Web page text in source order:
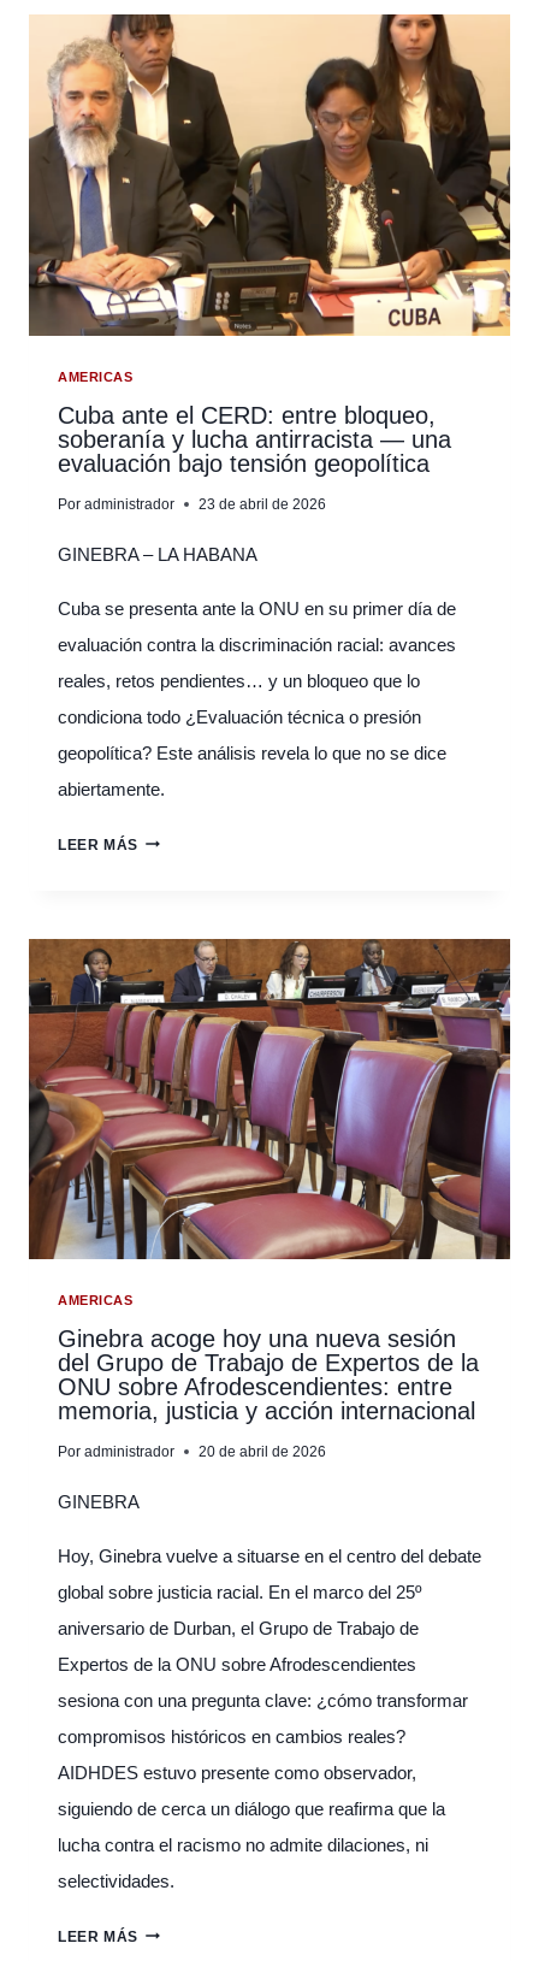
AIDHDES
SOBRE
LA
ESCALADA
DE
ATAQUES
ARMADOS
EN
EL
SUROCCIDENTE
DE
AMERICAS
Cuba ante el CERD: entre bloqueo,
soberanía y lucha antirracista — una
evaluación bajo tensión geopolítica
Por administrador 23 de abril de 2026
GINEBRA – LA HABANA
Cuba se presenta ante la ONU en su primer día de
evaluación contra la discriminación racial: avances
reales, retos pendientes… y un bloqueo que lo
condiciona todo ¿Evaluación técnica o presión
geopolítica? Este análisis revela lo que no se dice
abiertamente.
LEER MÁSCUBA
BLOQUEO,
SOBERANÍA
Y
LUCHA
ANTIRRACISTA
—
UNA
EVALUACIÓN
BAJO
TENSIÓN
AMERICAS
Ginebra acoge hoy una nueva sesión
del Grupo de Trabajo de Expertos de la
ONU sobre Afrodescendientes: entre
memoria, justicia y acción internacional
Por administrador 20 de abril de 2026
GINEBRA
Hoy, Ginebra vuelve a situarse en el centro del debate
global sobre justicia racial. En el marco del 25º
aniversario de Durban, el Grupo de Trabajo de
Expertos de la ONU sobre Afrodescendientes
sesiona con una pregunta clave: ¿cómo transformar
compromisos históricos en cambios reales?
AIDHDES estuvo presente como observador,
siguiendo de cerca un diálogo que reafirma que la
lucha contra el racismo no admite dilaciones, ni
selectividades.
LEER MÁSGINEBRA